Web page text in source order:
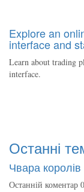
Explore an
interface and
Learn about trading
interface.
Останні
Чвара королів
Останній коментар